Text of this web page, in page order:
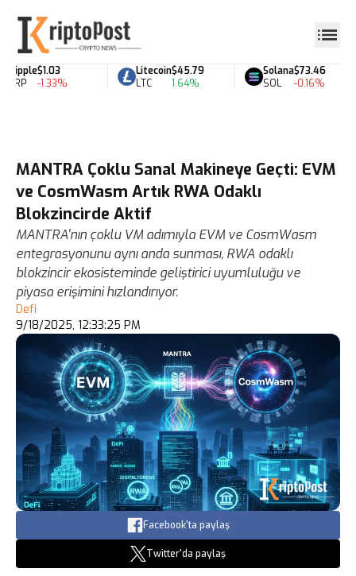
Ripple
XRP
$1.03
-1.33%
Litecoin
LTC
$45.79
1.64%
Solana
SOL
$73.46
-0.16%
MANTRA Çoklu Sanal Makineye Geçti: EVM
ve CosmWasm Artık RWA Odaklı
Blokzincirde Aktif
MANTRA'nın çoklu VM adımıyla EVM ve CosmWasm
entegrasyonunu aynı anda sunması, RWA odaklı
blokzincir ekosisteminde geliştirici uyumluluğu ve
piyasa erişimini hızlandırıyor.
Defi
9/18/2025, 12:33:25 PM
Facebook'ta paylaş
Twitter'da paylaş